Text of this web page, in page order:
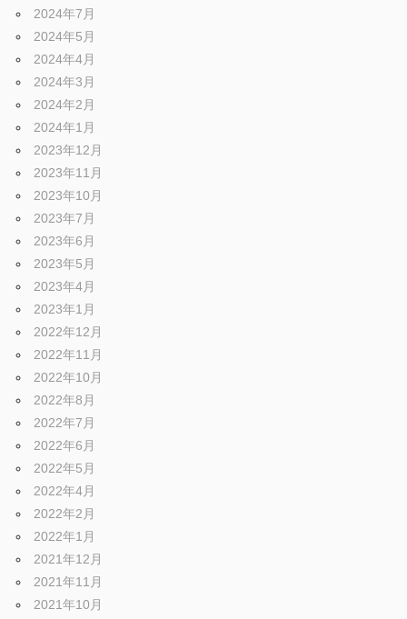
2024年7月
2024年5月
2024年4月
2024年3月
2024年2月
2024年1月
2023年12月
2023年11月
2023年10月
2023年7月
2023年6月
2023年5月
2023年4月
2023年1月
2022年12月
2022年11月
2022年10月
2022年8月
2022年7月
2022年6月
2022年5月
2022年4月
2022年2月
2022年1月
2021年12月
2021年11月
2021年10月